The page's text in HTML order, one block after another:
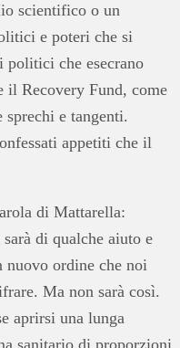
scientifico o un
e poteri che si
politici che esecrano
il Recovery Fund, come
sprechi e tangenti.
appetiti che il
di Mattarella:
di qualche aiuto e
nuovo ordine che noi
Ma non sarà così.
aprirsi una lunga